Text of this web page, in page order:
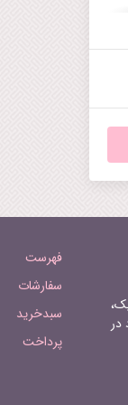
در
فهرست
سفارشات
سبدخرید
پرداخت